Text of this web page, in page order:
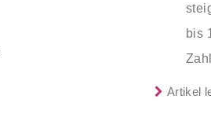
bis
Die KfW
Artikel